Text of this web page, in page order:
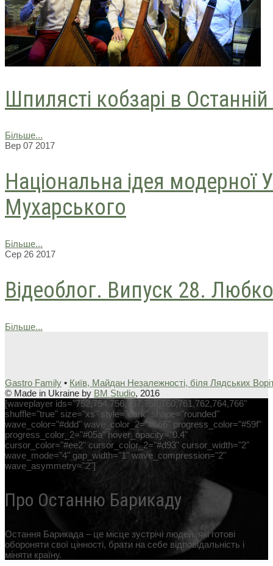
Шпилясті кобзарі в
Більше...
Вер 07 2017
Національна ідея модерної
Мухарського
Більше...
Сер 26 2017
Відеоблог. Випуск 28.
Більше...
Gastro Family • Київ, Майдан Незалежності, біля Лядських
© Made in Ukraine by BM Studio, 2016
[waveplayer ids="752,754,756,757,758,760,761,762,764,766"
shuffle="true" size="xs" style="dark" shape="rounded"
wave_color="#ddd" wave_color_2="#666" progress_color="#59f"
progress_color_2="#05a" hover_opacity="0.4"
cursor_color="#ee2" cursor_color_2="#d93" cursor_width="2"
wave_mode="4" gap_width="1" wave_compression="2"
wave_asymmetry="2"]
Про Останню Барикаду
Остання Барикада – це місце зустрічі людей, які готові
обороняти свої цінності, брати на себе відповідальність і
міняти країну.